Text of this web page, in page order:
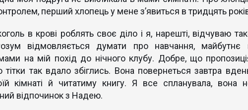
перший хлопець у мене з’явиться в тридцять
в крові роблять своє діло і я, нарешті, відчуваю
відмовляється думати про навчання, майбутнє
на мій похід до нічного клубу. Добре, що
так вдало збіглись. Вона повернеться завтра
кімнаті й читатиму книгу. Я все спланувала, вона
відпочинок з Надею.